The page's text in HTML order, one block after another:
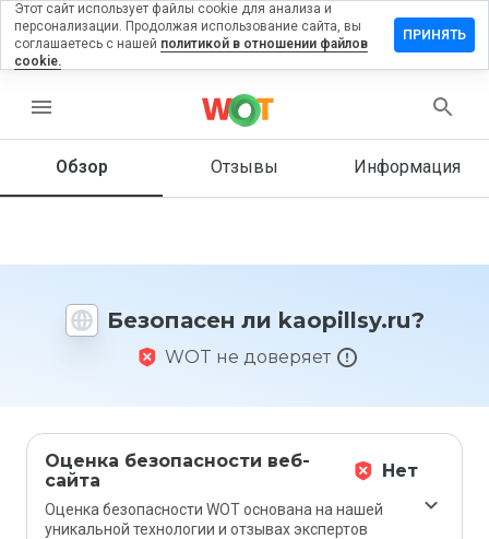
menu
Обзор Отзывы Информация
Безопасен ли kaopillsy.ru?
WOT не доверяет
Оценка безопасности веб-
сайта
Нет
Оценка безопасности WOT основана на нашей
уникальной технологии и отзывах экспертов
на
Как бы
этот
1 до 5?
Этот сайт использует файлы cookie для анализа и
персонализации. Продолжая использование сайта, вы
соглашаетесь с нашей политикой в отношении файлов
cookie.
ПРИНЯТЬ